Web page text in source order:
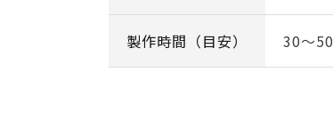
製作時間（目安） 30～